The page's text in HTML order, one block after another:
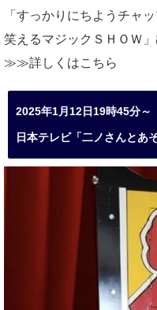
「すっかりにちようチャ
笑えるマジックＳＨＯＷ
≫≫詳しくはこちら
2025年1月12日19時45分～
日本テレビ「二ノさんとあ